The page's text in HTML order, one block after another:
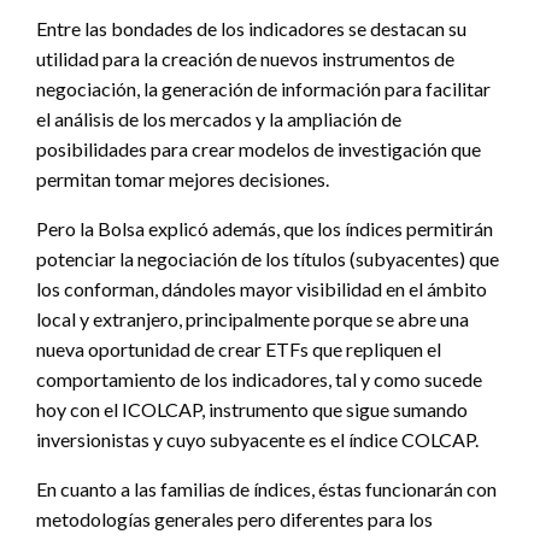
Entre las bondades de los indicadores se destacan su
utilidad para la creación de nuevos instrumentos de
negociación, la generación de información para facilitar
el análisis de los mercados y la ampliación de
posibilidades para crear modelos de investigación que
permitan tomar mejores decisiones.
Pero la Bolsa explicó además, que los índices permitirán
potenciar la negociación de los títulos (subyacentes) que
los conforman, dándoles mayor visibilidad en el ámbito
local y extranjero, principalmente porque se abre una
nueva oportunidad de crear ETFs que repliquen el
comportamiento de los indicadores, tal y como sucede
hoy con el ICOLCAP, instrumento que sigue sumando
inversionistas y cuyo subyacente es el índice COLCAP.
En cuanto a las familias de índices, éstas funcionarán con
metodologías generales pero diferentes para los